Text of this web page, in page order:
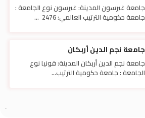
جامعة غيرسون المدينة: غيرسون نوع الجامعة :
جامعة حكومية الترتيب العالمي: 2476 ...
جامعة نجم الدين أربكان
جامعة نجم الدين أربكان المدينة: قونيا نوع
الجامعة : جامعة حكومية الترتيب...